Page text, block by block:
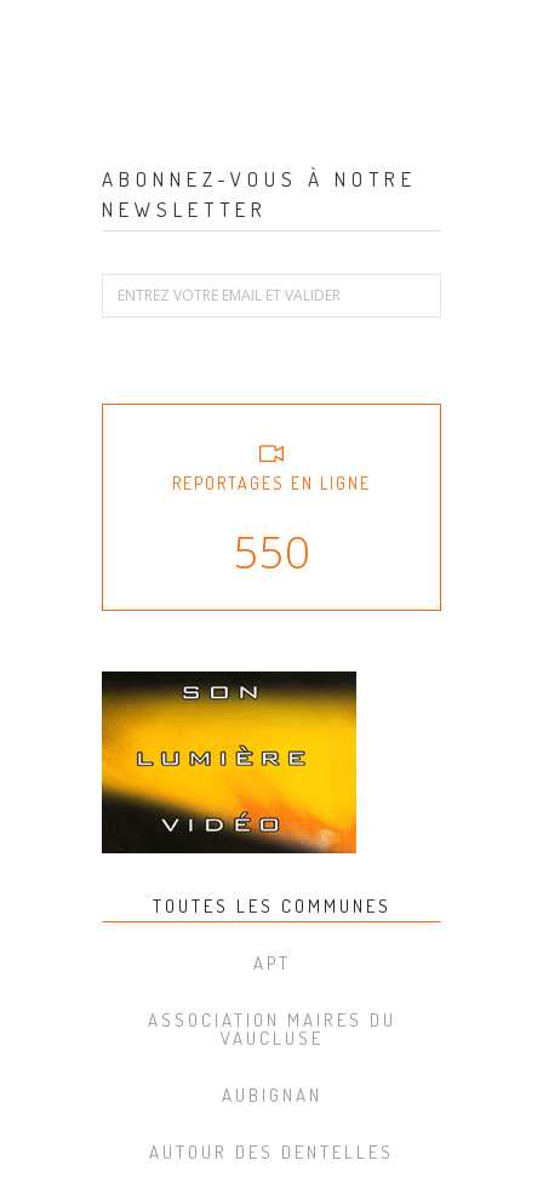
ABONNEZ-VOUS À NOTRE
NEWSLETTER
REPORTAGES EN LIGNE
550
TOUTES LES COMMUNES
APT
ASSOCIATION MAIRES DU
VAUCLUSE
AUBIGNAN
AUTOUR DES DENTELLES